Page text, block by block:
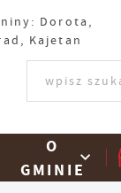
Dorota,
Kajetan
O
GMINIE